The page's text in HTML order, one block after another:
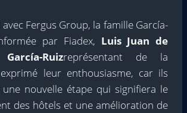
Fergus Group, la famille García-
par Fiadex, Luis Juan de
Ruizreprésentant de la
leur enthousiasme, car ils
une nouvelle étape qui signifiera le
des hôtels et une amélioration de